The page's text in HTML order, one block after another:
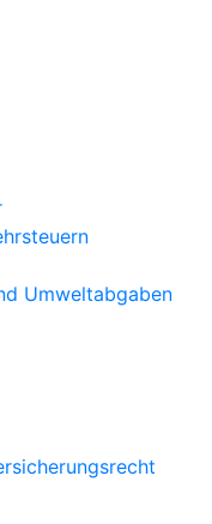
Umweltabgaben